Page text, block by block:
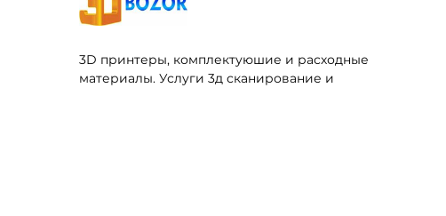
3D принтеры, комплектуюшие и расходные
материалы. Услуги 3д сканирование и